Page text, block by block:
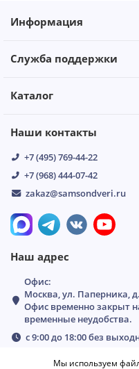
Информация
Служба поддержки
Каталог
Наши контакты
+7 (495) 769-44-22
+7 (968) 444-07-42
zakaz@samsondveri.ru
Наш адрес
Офис:
Москва, ул. Паперника,
Офис временно закрыт
временные неудобства.
с 9:00 до 18:00 без
Мы используем